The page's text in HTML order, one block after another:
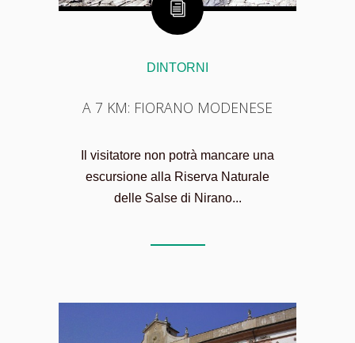
DINTORNI
A 7 KM: FIORANO MODENESE
Il visitatore non potrà mancare una
escursione alla Riserva Naturale
delle Salse di Nirano...